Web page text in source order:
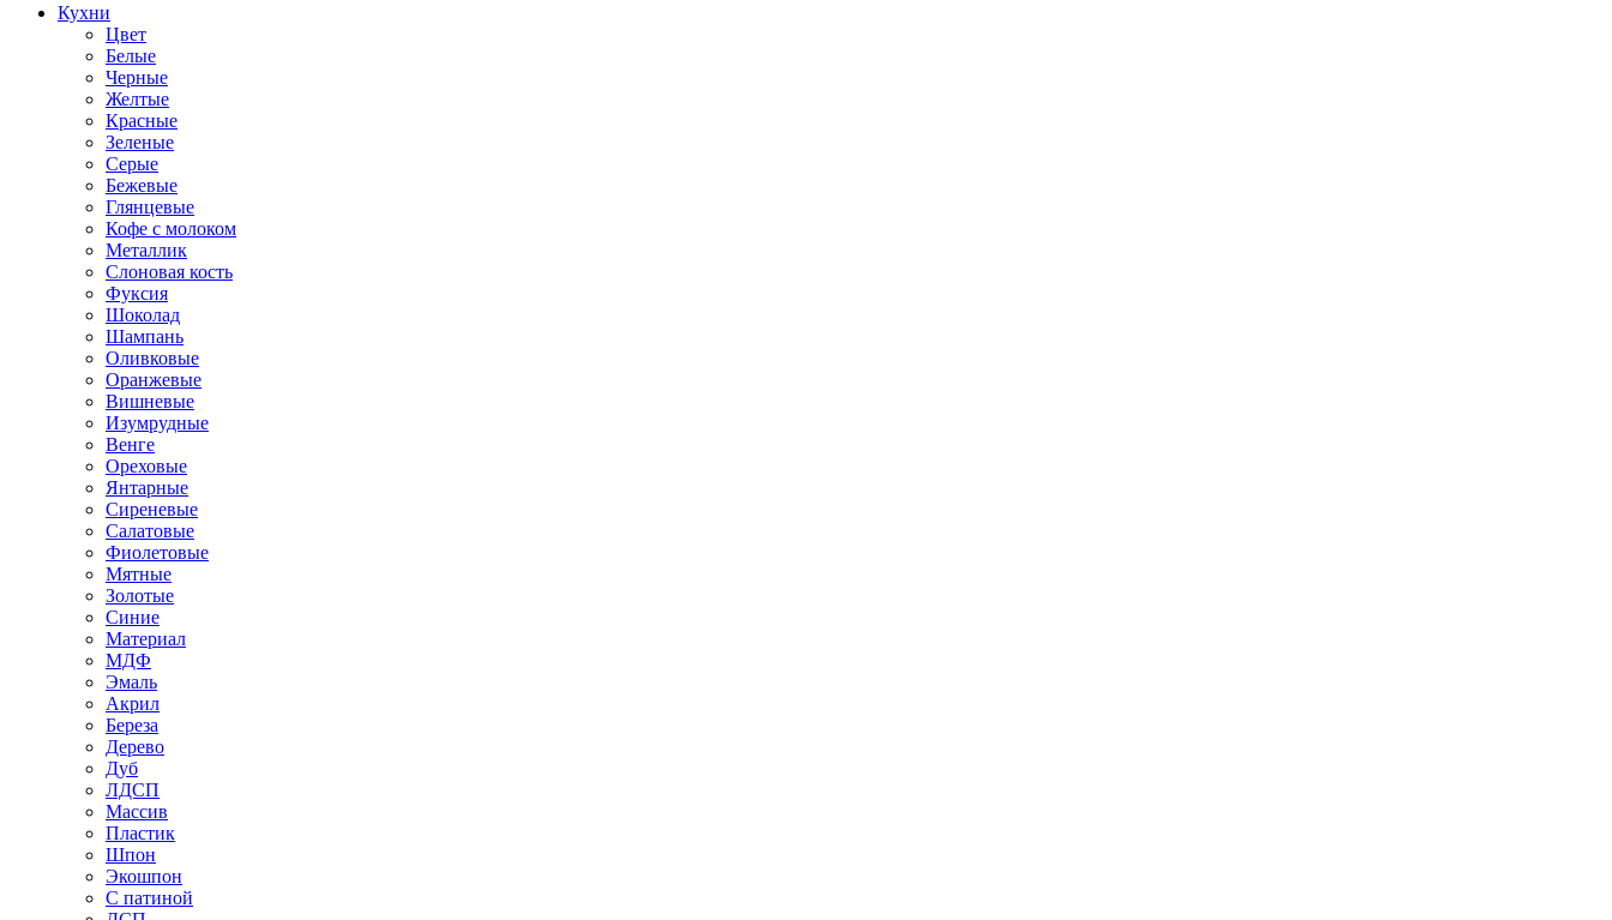
Кухни
Цвет
Белые
Черные
Желтые
Красные
Зеленые
Серые
Бежевые
Глянцевые
Кофе с молоком
Металлик
Слоновая кость
Фуксия
Шоколад
Шампань
Оливковые
Оранжевые
Вишневые
Изумрудные
Венге
Ореховые
Янтарные
Сиреневые
Салатовые
Фиолетовые
Мятные
Золотые
Синие
Материал
МДФ
Эмаль
Акрил
Береза
Дерево
Дуб
ЛДСП
Массив
Пластик
Шпон
Экошпон
С патиной